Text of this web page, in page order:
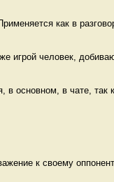
как в
игрой человек,
основном, в чате, так
к своему